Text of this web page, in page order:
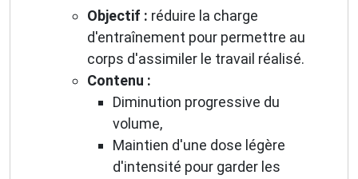
Objectif : réduire la charge
d'entraînement pour permettre au
corps d'assimiler le travail réalisé.
Contenu :
Diminution progressive du
volume,
Maintien d'une dose légère
d'intensité pour garder les